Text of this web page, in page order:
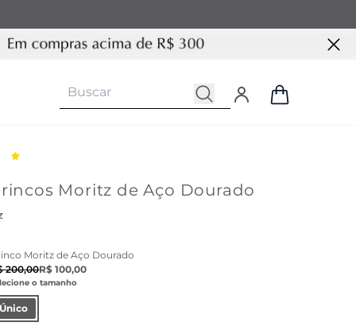
Moritz de Aço Dourado
Moritz de Aço Dourado
200,00R$ 100,00
o tamanho
Único